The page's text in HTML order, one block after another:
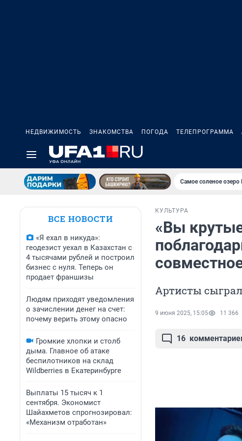
НЕДВИЖИМОСТЬ ЗНАКОМСТВА ПОГОДА ТЕЛЕПРОГРАММА
Самое соленое
ВСЕ НОВОСТИ
«Я ехал в никуда»:
геодезист уехал в Казахстан с
4 тысячами рублей и построил
бизнес с нуля. Теперь он
продает франшизы
Людям приходят уведомления
о зачислении денег на счет:
почему верить этому опасно
Громкие хлопки и столб
дыма. Главное об атаке
беспилотников на склад
Wildberries в Екатеринбурге
Выплаты 15 тысяч к 1
сентября. Экономист
Шайахметов спрогнозировал:
«Механизм отработан»
КУЛЬТУРА
«Вы
Артисты
9 июня 2025, 15:05 11 366
16